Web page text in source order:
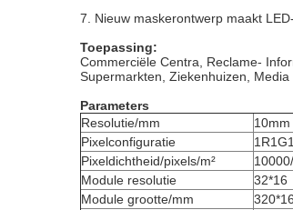
7. Nieuw maskerontwerp maakt
Toepassing:
Commerciële Centra, Reclame-
Supermarkten, Ziekenhuizen, Media
Parameters
Resolutie/mm
10mm
Pixelconfiguratie
Pixeldichtheid/pixels/m²
Module resolutie
32*16
Module grootte/mm